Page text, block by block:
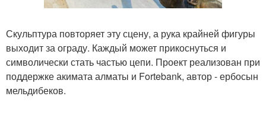
Скульптура повторяет эту сцену, а рука крайней фигуры
выходит за ограду. Каждый может прикоснуться и
символически стать частью цепи. Проект реализован при
поддержке акимата алматы и Fortebank, автор - ербосын
мельдибеков.